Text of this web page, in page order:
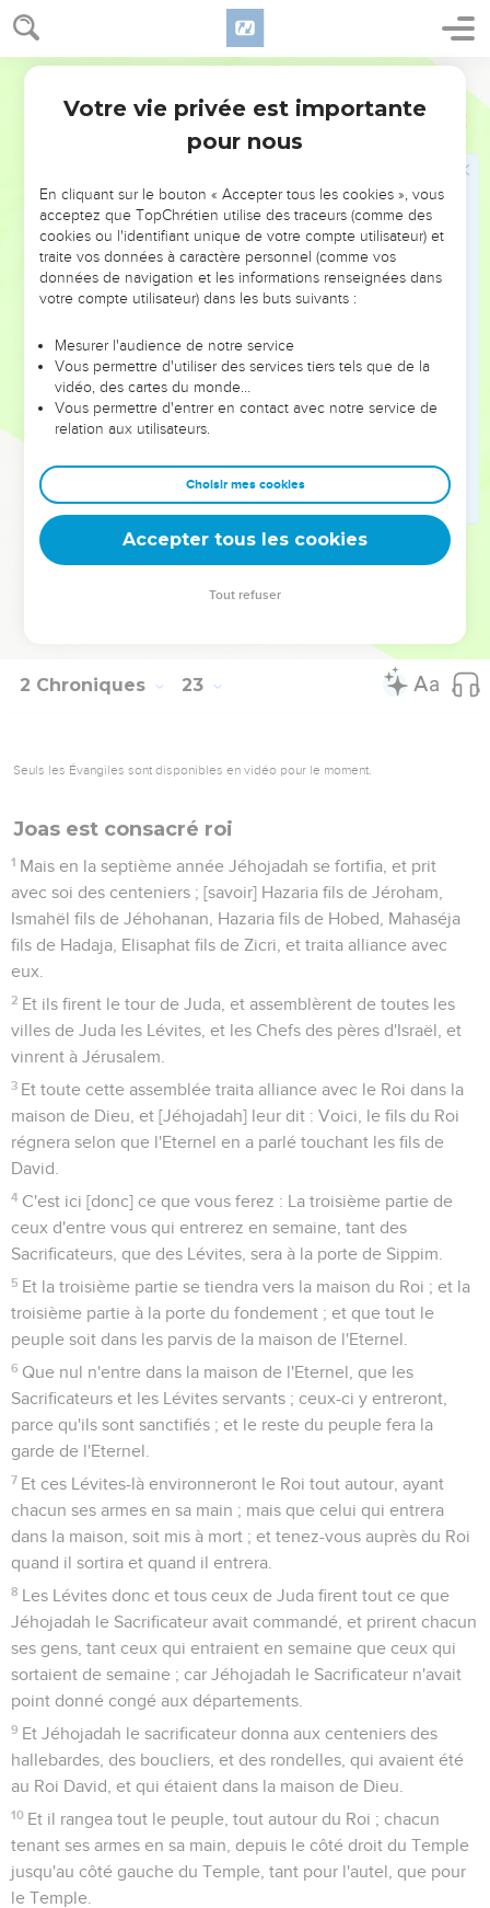
2 Chroniques 22
avait oint pour retrancher la maison d'Achab.
Car quand Jéhu prenait vengeance de la maison d'Achab, il
trouva les principaux de Juda, et les fils des frères d'Achazia,
qui servaient Achazia, et les tua.
Et ayant cherché Achazia qui s'était caché en Samarie, on
l'ensevelit ; car on dit : C'est le fils de Josaphat, qui a
recherché l'Eternel de tout son coeur. Ainsi la maison
d'Achazia ne put point se conserver le Royaume.
Athalie s'empare du pouvoir
Et Hathalie mère d'Achazia ayant vu que son fils était mort,
s'éleva, et extermina tout le sang Royal de la maison de
Mais Jéhosabhath fille du Roi [Joram] prit Joas fils
mourir, et le mit avec sa nourrice dans la chambre aux lits.
Ainsi Jéhosabhath fille du Roi Joram, et femme de
Jéhojadah le Sacrificateur, le cacha de devant Hathalie, à
cause qu'elle [était] soeur d'Achazia, de sorte qu'[Hathalie]
2 Chroniques 23
Seuls les Évangiles sont disponibles en vidéo pour le moment.
Joas est consacré roi
1 Mais en la septième année Jéhojadah se fortifia, et prit
avec soi des centeniers ; [savoir] Hazaria fils de Jéroham,
Ismahël fils de Jéhohanan, Hazaria fils de Hobed, Mahaséja
fils de Hadaja, Elisaphat fils de Zicri, et traita alliance avec
eux.
2 Et ils firent le tour de Juda, et assemblèrent de toutes les
villes de Juda les Lévites, et les Chefs des pères d'Israël, et
vinrent à Jérusalem.
3 Et toute cette assemblée traita alliance avec le Roi dans la
maison de Dieu, et [Jéhojadah] leur dit : Voici, le fils du Roi
régnera selon que l'Eternel en a parlé touchant les fils de
David.
4 C'est ici [donc] ce que vous ferez : La troisième partie de
ceux d'entre vous qui entrerez en semaine, tant des
Sacrificateurs, que des Lévites, sera à la porte de Sippim.
5 Et la troisième partie se tiendra vers la maison du Roi ; et la
troisième partie à la porte du fondement ; et que tout le
peuple soit dans les parvis de la maison de l'Eternel.
6 Que nul n'entre dans la maison de l'Eternel, que les
Sacrificateurs et les Lévites servants ; ceux-ci y entreront,
parce qu'ils sont sanctifiés ; et le reste du peuple fera la
garde de l'Eternel.
7 Et ces Lévites-là environneront le Roi tout autour, ayant
chacun ses armes en sa main ; mais que celui qui entrera
dans la maison, soit mis à mort ; et tenez-vous auprès du Roi
quand il sortira et quand il entrera.
8 Les Lévites donc et tous ceux de Juda firent tout ce que
Jéhojadah le Sacrificateur avait commandé, et prirent chacun
ses gens, tant ceux qui entraient en semaine que ceux qui
sortaient de semaine ; car Jéhojadah le Sacrificateur n'avait
point donné congé aux départements.
9 Et Jéhojadah le sacrificateur donna aux centeniers des
hallebardes, des boucliers, et des rondelles, qui avaient été
au Roi David, et qui étaient dans la maison de Dieu.
10 Et il rangea tout le peuple, tout autour du Roi ; chacun
tenant ses armes en sa main, depuis le côté droit du Temple
jusqu'au côté gauche du Temple, tant pour l'autel, que pour
le Temple.
Votre vie privée est importante
pour nous
En cliquant sur le bouton « Accepter tous les cookies », vous
acceptez que TopChrétien utilise des traceurs (comme des
cookies ou l'identifiant unique de votre compte utilisateur) et
traite vos données à caractère personnel (comme vos
données de navigation et les informations renseignées dans
votre compte utilisateur) dans les buts suivants :
Mesurer l'audience de notre service
Vous permettre d'utiliser des services tiers tels que de la
vidéo, des cartes du monde…
Vous permettre d'entrer en contact avec notre service de
relation aux utilisateurs.
Choisir mes cookies
Accepter tous les cookies
Tout refuser